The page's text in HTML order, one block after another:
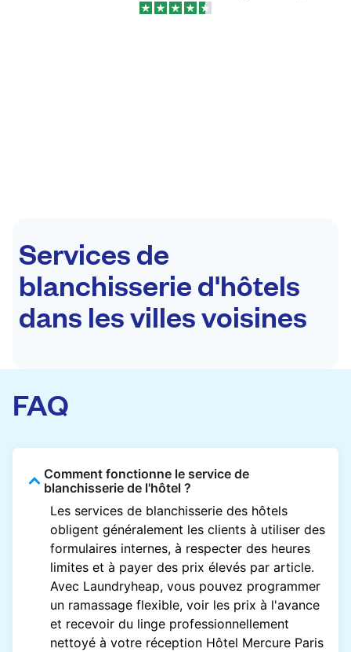
Services de
blanchisserie d'hôtels
dans les villes voisines
FAQ
Comment fonctionne le service de
blanchisserie de l'hôtel ?
Les services de blanchisserie des hôtels
obligent généralement les clients à utiliser des
formulaires internes, à respecter des heures
limites et à payer des prix élevés par article.
Avec Laundryheap, vous pouvez programmer
un ramassage flexible, voir les prix à l'avance
et recevoir du linge professionnellement
nettoyé à votre réception Hôtel Mercure Paris